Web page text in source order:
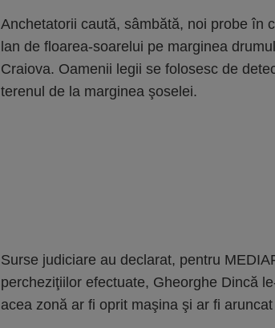
Anchetatorii caută, sâmbătă, noi probe în
lan de floarea-soarelui pe marginea
Craiova. Oamenii legii se folosesc de
terenul de la marginea şoselei.
Surse judiciare au declarat, pentru
percheziţiilor efectuate, Gheorghe Dincă
acea zonă ar fi oprit maşina şi ar fi